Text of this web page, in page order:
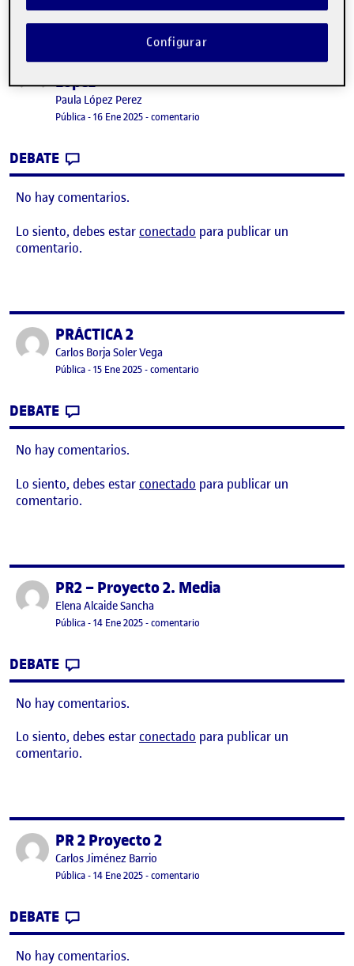
Publicado porPráctica 2 – Proyecto 2 Media Paula
López
Publicado por
Paula López Perez
Visibilidad:
Pública-Fecha de publicación
16 Ene 202516 enero, 2025 12:17 pm
-comentario
DEBATE
No hay comentarios.
Lo siento, debes estarconectado para publicar un
comentario.
Publicado porPRÁCTICA 2
Publicado por
Carlos Borja Soler Vega
Visibilidad:
Pública-Fecha de publicación
15 Ene 2025-comentario
DEBATE
No hay comentarios.
Lo siento, debes estarconectado para publicar un
comentario.
Publicado porPR2 – Proyecto 2. Media
Publicado por
Elena Alcaide Sancha
Visibilidad:
Pública-Fecha de publicación
14 Ene 2025-comentario
DEBATE
No hay comentarios.
Lo siento, debes estarconectado para publicar un
comentario.
Publicado porPR 2 Proyecto 2
Publicado por
Carlos Jiménez Barrio
Visibilidad:
Pública-Fecha de publicación
14 Ene 2025-comentario
DEBATE
No hay comentarios.
Configurar